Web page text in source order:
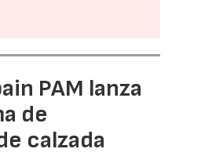
PAM lanza
de
calzada